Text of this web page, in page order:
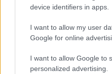
device identifiers in apps.
I want to allow my user
Google for online
I want to allow Google to
personalized advertising.
όμως οι κόντρες του
και ο Γάλλος
φάση, με την ΑΕΚ να
μομέντουμ.